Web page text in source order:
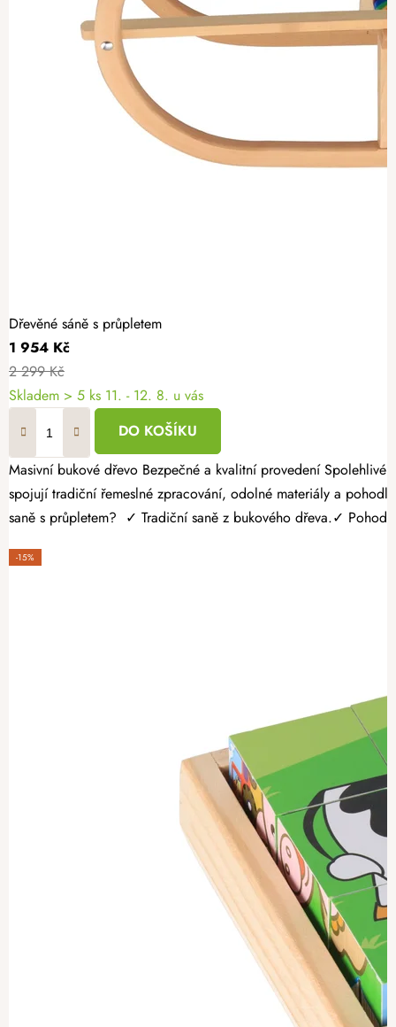
Dřevěné sáně s průpletem
1 954 Kč
2 299 Kč
Skladem > 5 ks 11. - 12. 8. u vás
DO KOŠÍKU
Masivní bukové dřevo Bezpečné a kvalitní provedení Spolehlivé s dlouhou životností Vraťte se do bezstarostných zimních dnů a užijte si sáňkování tak, jak si ho pamatujete z dětství. Dřevěné saně s průpletem
spojují tradiční řemeslné zpracování, odolné materiály a
saně s průpletem? ✓ Tradiční saně z bukového dřeva.✓
-15%